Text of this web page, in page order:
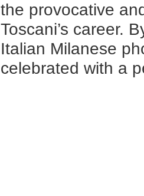
the provocative
Toscani’s career.
Italian Milanese
celebrated with a